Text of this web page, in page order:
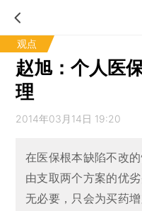
观点
赵旭：个人医
理
2014年03月14日 19:20
在医保根本缺陷不改
由支取两个方案的优
无必要，只会为买药